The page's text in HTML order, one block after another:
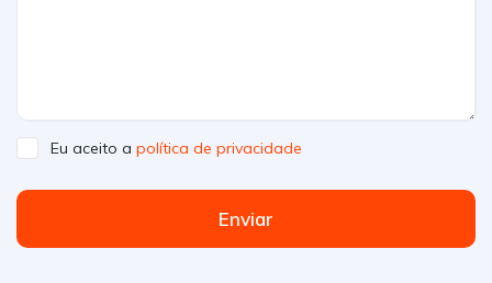
Eu aceito a política de privacidade
Enviar